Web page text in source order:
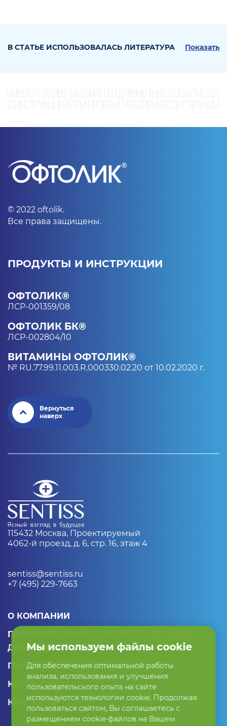
В СТАТЬЕ ИСПОЛЬЗОВАЛАСЬ ЛИТЕРАТУРА Показать
© 2022 oftolik.
Все права защищены.
ПРОДУКТЫ И ИНСТРУКЦИИ
ОФТОЛИК®
ЛСР-001359/08
ОФТОЛИК БК®
ЛСР-002804/10
ВИТАМИНЫ ОФТОЛИК®
№ RU.77.99.11.003.R.000330.02.20 от 10.02.2020 г.
Вернуться
наверх
115432 Москва, Проектируемый
4062-й проезд, д. 6, стр. 16, этаж 4
sentiss@sentiss.ru
+7 (495) 229-7663
О КОМПАНИИ
ПОЛИТИКА ОБРАБОТКИ ПЕРСОНАЛЬНЫХ
ДАННЫХ
ПОЛИТИКА КОНФИДЕНЦИАЛЬНОСТИ
КАРТА САЙТА
КОНТАКТЫ
Мы используем файлы cookie
Для обеспечения оптимальной работы
анализа, использования и улучшения
пользовательского опыта на сайте
используются технологии cookie. Продолжая
пользоваться сайтом, Вы соглашаетесь с
размещением cookie-файлов на Вашем